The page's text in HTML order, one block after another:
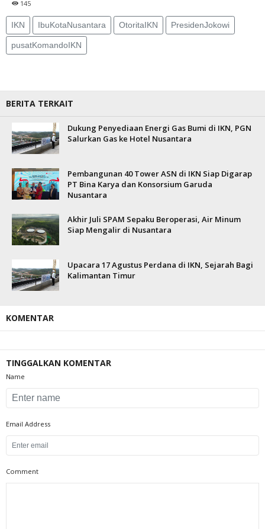
145
IKN IbuKotaNusantara OtoritaIKN PresidenJokowi
pusatKomandoIKN
BERITA TERKAIT
Dukung Penyediaan Energi Gas Bumi di IKN, PGN
Salurkan Gas ke Hotel Nusantara
Pembangunan 40 Tower ASN di IKN Siap Digarap
PT Bina Karya dan Konsorsium Garuda
Nusantara
Akhir Juli SPAM Sepaku Beroperasi, Air Minum
Siap Mengalir di Nusantara
Upacara 17 Agustus Perdana di IKN, Sejarah Bagi
Kalimantan Timur
KOMENTAR
TINGGALKAN KOMENTAR
Name
Email Address
Comment